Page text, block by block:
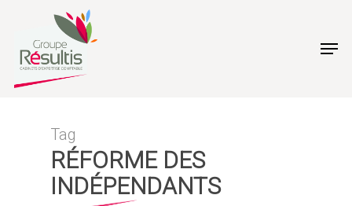
main
Tag
RÉFORME DES
INDÉPENDANTS